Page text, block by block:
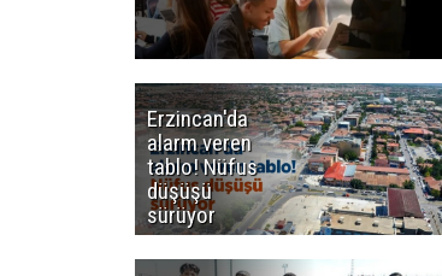
Erzincan'da
alarm veren
tablo! Nüfus
düşüşü
sürüyor